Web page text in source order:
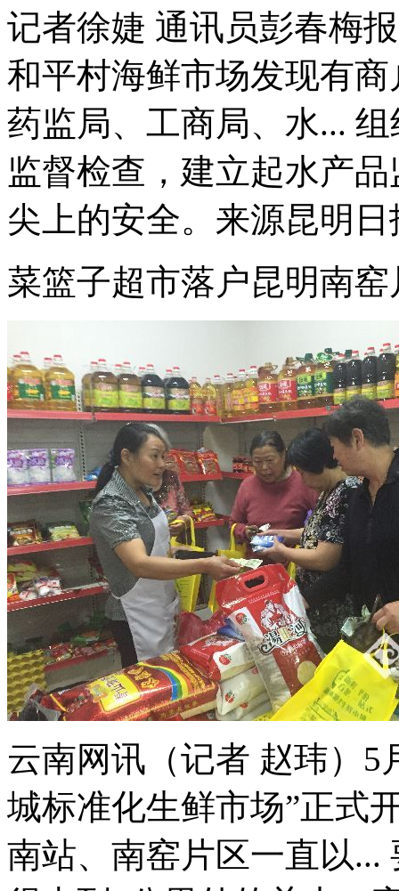
记者徐婕 通讯员彭春梅
和平村海鲜市场发现有
药监局、工商局、水...
监督检查，建立起水产
尖上的安全。来源昆明
菜篮子超市落户昆明南窑
云南网讯（记者 赵玮）5
城标准化生鲜市场”正式
南站、南窑片区一直以...